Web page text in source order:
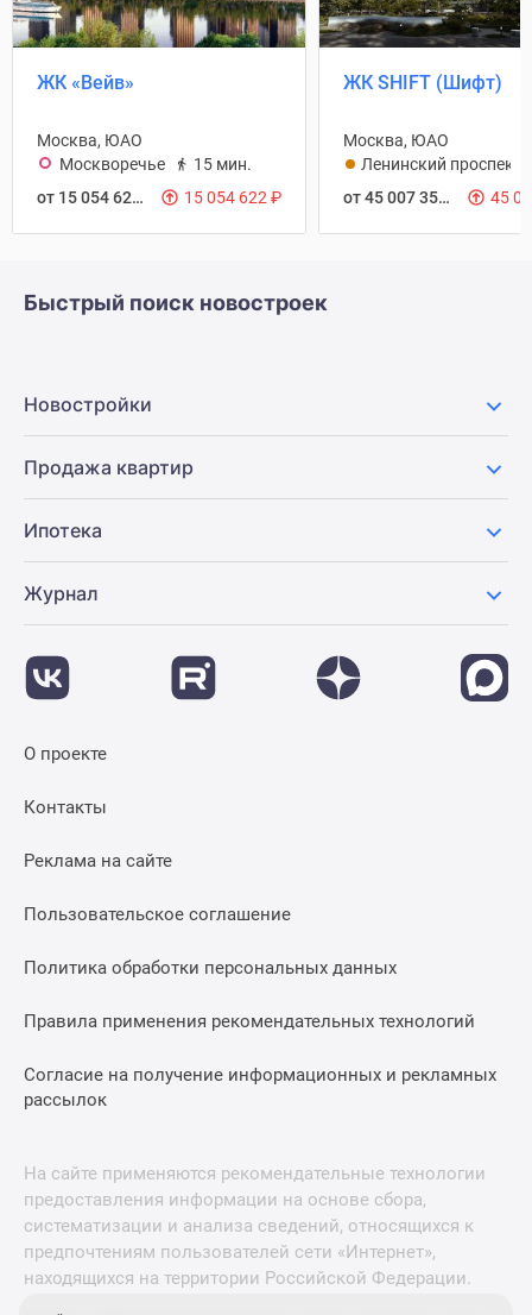
ЖК «Вейв»
Москва, ЮАО
Москворечье
15 мин.
от 15 054 622
15 054 622₽
ЖК SHIFT (Шифт)
Москва, ЮАО
Ленинский проспект
от 45 007 350
45
Быстрый поиск новостроек
Новостройки
Продажа квартир
Ипотека
Журнал
О проекте
Контакты
Реклама на сайте
Пользовательское соглашение
Политика обработки персональных данных
Правила применения рекомендательных технологий
Согласие на получение информационных и рекламных
рассылок
На сайте применяются рекомендательные технологии
предоставления информации на основе сбора,
систематизации и анализа сведений, относящихся к
предпочтениям пользователей сети «Интернет»,
находящихся на территории Российской Федерации.